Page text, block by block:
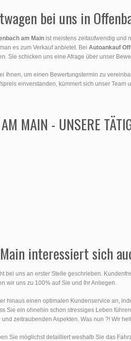
bei uns in
am Main ist meistens zeitaufwendig und
es zum Verkauf anbietet. Bei Autoankauf
Sie schicken uns eine Afrage über unser
Ihnen, um einen Bewertungstermin zu
einverstanden, kümmert sich unser
MAIN - UNSERE
interessiert sich
bei uns an erster Stelle geschrieben.
wir uns zu 100% auf Sie und Ihr Anliegen.
hinaus einen optimalen Kundenservice an,
Sie ein ohnehin schon stressiges Leben
zeitraubenden Aspekten. Was nun ?! Wir
Sie möglichst detailliert weshalb Sie das